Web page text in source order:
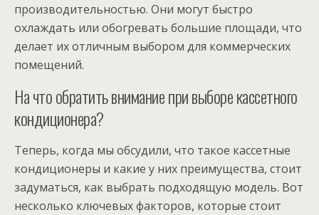
производительностью. Они могут быстро
охлаждать или обогревать большие площади, что
делает их отличным выбором для коммерческих
помещений.
На что обратить внимание при выборе кассетного
кондиционера?
Теперь, когда мы обсудили, что такое кассетные
кондиционеры и какие у них преимущества, стоит
задуматься, как выбрать подходящую модель. Вот
несколько ключевых факторов, которые стоит